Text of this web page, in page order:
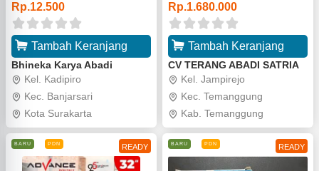
Rp.12.500
Tambah Keranjang
Bhineka Karya Abadi
Kel. Kadipiro
Kec. Banjarsari
Kota Surakarta
Rp.1.680.000
Tambah Keranjang
CV TERANG ABADI SATRIA
Kel. Jampirejo
Kec. Temanggung
Kab. Temanggung
READY
BARU PDN READY
BARU PDN